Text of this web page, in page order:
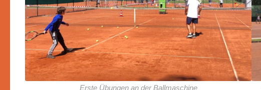
Erste Übungen an der Ballmaschine